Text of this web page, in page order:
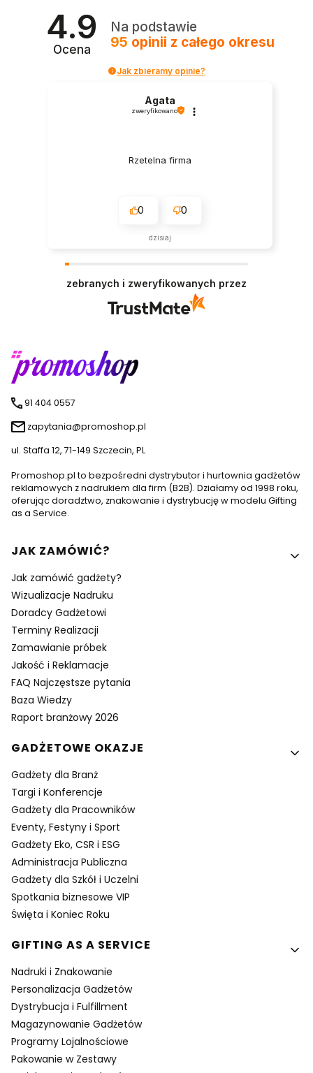
4.9
Ocena
Na podstawie
95 opinii z całego okresu
Jak zbieramy opinie?
Agata
zweryfikowano
Rzetelna firma
0 0
dzisiaj
zebranych i zweryfikowanych przez
91 404 0557
zapytania@promoshop.pl
ul. Staffa 12, 71-149 Szczecin, PL
Promoshop.pl to bezpośredni dystrybutor i hurtownia gadżetów
reklamowych z nadrukiem dla firm (B2B). Działamy od 1998 roku,
oferując doradztwo, znakowanie i dystrybucję w modelu Gifting
as a Service.
Linki w stopce
JAK ZAMÓWIĆ?
Jak zamówić gadżety?
Wizualizacje Nadruku
Doradcy Gadżetowi
Terminy Realizacji
Zamawianie próbek
Jakość i Reklamacje
FAQ Najczęstsze pytania
Baza Wiedzy
Raport branżowy 2026
GADŻETOWE OKAZJE
Gadżety dla Branż
Targi i Konferencje
Gadżety dla Pracowników
Eventy, Festyny i Sport
Gadżety Eko, CSR i ESG
Administracja Publiczna
Gadżety dla Szkół i Uczelni
Spotkania biznesowe VIP
Święta i Koniec Roku
GIFTING AS A SERVICE
Nadruki i Znakowanie
Personalizacja Gadżetów
Dystrybucja i Fulfillment
Magazynowanie Gadżetów
Programy Lojalnościowe
Pakowanie w Zestawy